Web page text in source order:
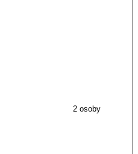
2 osoby